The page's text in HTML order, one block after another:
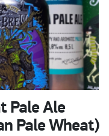
Pale Ale
Pale Wheat)